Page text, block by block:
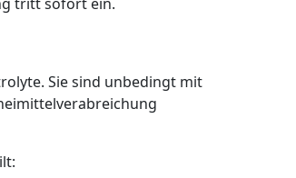
Sie sind unbedingt mit